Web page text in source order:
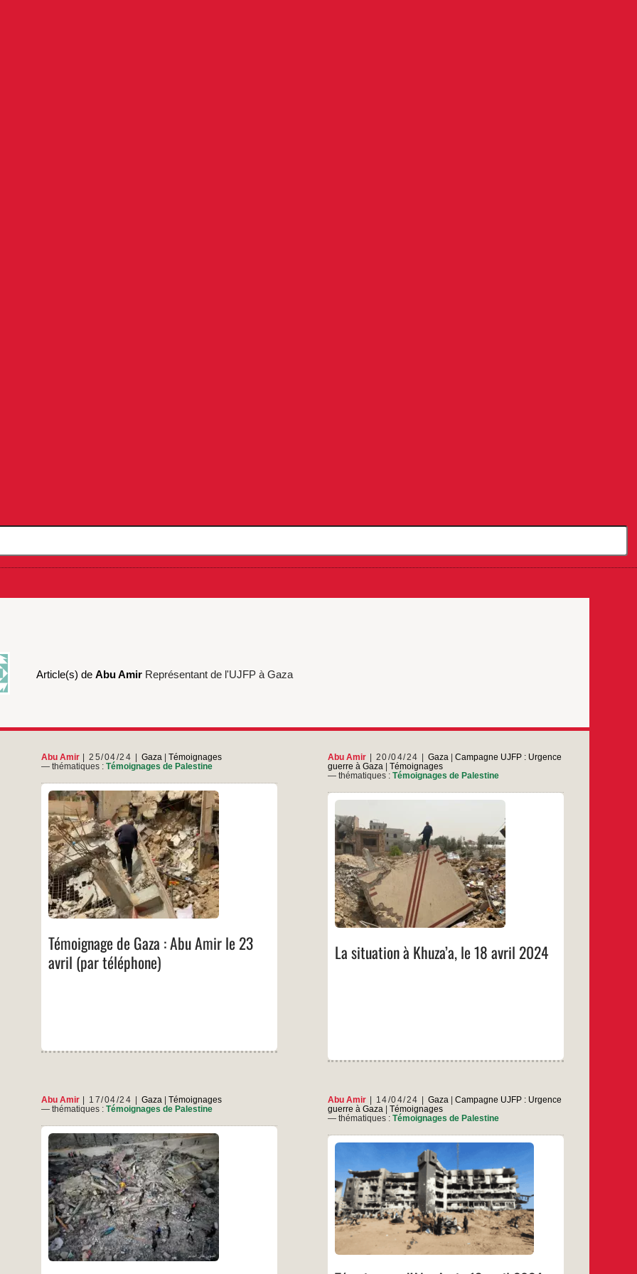
Article(s) de Abu Amir Représentant de l'UJFP à Gaza
Abu Amir 25/04/24 Gaza
Témoignages
— thématiques : Témoignages de Palestine
Témoignage de Gaza : Abu Amir le 23
avril (par téléphone)
La situation dans la bande de Gaza se
détériore. À Nuseirat l’armée a rasé des
quartiers entiers. Ce matin encore nous venons
d’apprendre la destruction d’un immeuble où
vivent des gens que nous connaissons. Nous
attendons avec anxiété des informations. Dans
le camp des paysans et de leurs familles
Témoignage
de
Gaza
:
Amir
le
Abu Amir 20/04/24 Gaza |Campagne UJFP : Urgence
guerre à Gaza
Témoignages
— thématiques :Témoignages de Palestine
La situation à Khuza’a, le 18 avril 2024
L’équipe de l’UJFP Gaza a visité le siège de
l’UJFP dans la région de Khuza’a. Après le
retrait des forces d’occupation de la ville de
Khan Yunis vers les zones occupées en 1948
(comprendre Israël), nous nous sommes
rendus au siège de l’UJFP dans la zone de
Khuza’a pour constater
La
situation
à
Khuza’a,
le
avril
2024
Abu Amir 17/04/24 Gaza
Témoignages
— thématiques : Témoignages de Palestine
Un nouveau crime a lieu contre notre peuple.
L’occupant cherche à vider la ville de Beit
Hanoun et la région orientale de Jabalia, au nord
de Gaza. La nuit dernière, l’armée d’occupation
a mené une opération militaire et ses bulldozers
et ses chars ont avancé vers les centres
d’hébergement de
…
Témoignage
d’Abu
Amir,
le
16
Abu Amir 14/04/24 Gaza |Campagne UJFP : Urgence
guerre à Gaza |Témoignages
— thématiques :Témoignages de Palestine
Compte tenu des attaques féroces de
l’occupant sur toutes les zones de la bande de
Gaza, qui se sont intensifiées les premier et
deuxième jours de l’Aïd al-Fitr, les citoyens ont
été contraints de fuir à nouveau la zone nord de
Nuseirat vers Deir Al-Balah, Al-Mawasi, Khan
Yunis et Rafah.
…
Témoignage
d’Abu
Amir,
13